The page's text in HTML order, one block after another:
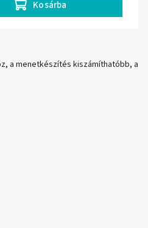
Kosárba
a menetkészítés kiszámíthatóbb, a